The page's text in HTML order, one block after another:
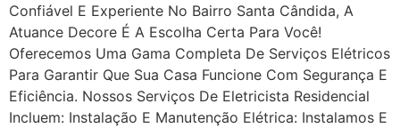
Confiável E Experiente No Bairro Santa Cândida, A
Atuance Decore É A Escolha Certa Para Você!
Oferecemos Uma Gama Completa De Serviços Elétricos
Para Garantir Que Sua Casa Funcione Com Segurança E
Eficiência. Nossos Serviços De Eletricista Residencial
Incluem: Instalação E Manutenção Elétrica: Instalamos E